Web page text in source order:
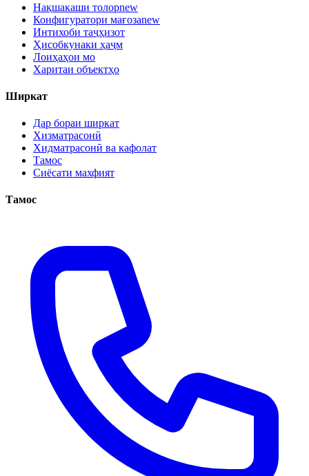
Нақшакаши толорnew
Конфигуратори мағозаnew
Интихоби таҷҳизот
Ҳисобкунаки ҳаҷм
Лоиҳаҳои мо
Харитаи объектҳо
Ширкат
Дар бораи ширкат
Хизматрасонӣ
Хидматрасонӣ ва кафолат
Тамос
Сиёсати махфият
Тамос